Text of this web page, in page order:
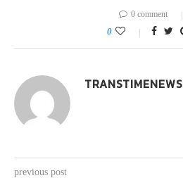
0 comment
0
TRANSTIMENEWS
previous post